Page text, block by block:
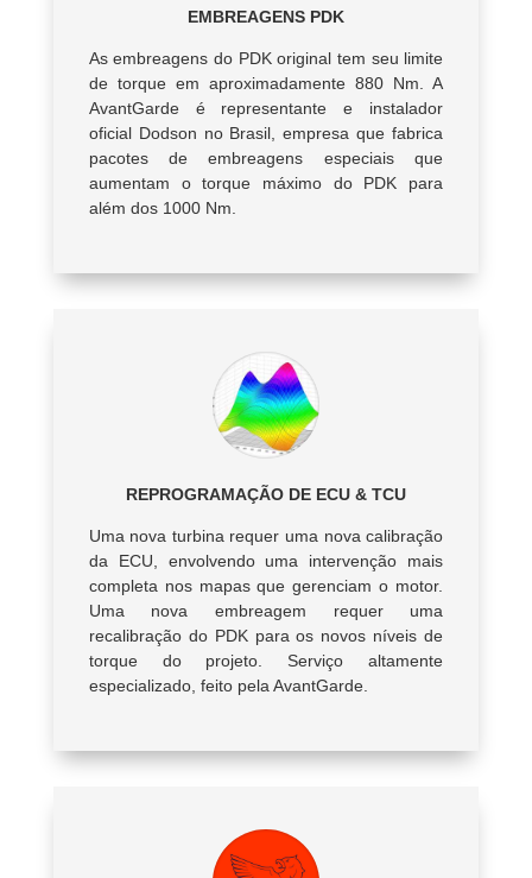
EMBREAGENS PDK
As embreagens do PDK original tem seu limite
de torque em aproximadamente 880 Nm. A
AvantGarde é representante e instalador
oficial Dodson no Brasil, empresa que fabrica
pacotes de embreagens especiais que
aumentam o torque máximo do PDK para
além dos 1000 Nm.
REPROGRAMAÇÃO DE ECU & TCU
Uma nova turbina requer uma nova calibração
da ECU, envolvendo uma intervenção mais
completa nos mapas que gerenciam o motor.
Uma nova embreagem requer uma
recalibração do PDK para os novos níveis de
torque do projeto. Serviço altamente
especializado, feito pela AvantGarde.